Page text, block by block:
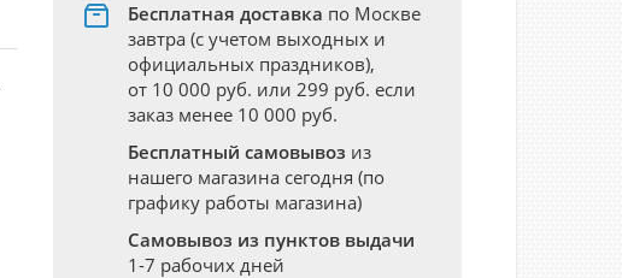
Бесплатная доставка по Москве
завтра (с учетом выходных и
официальных праздников),
от 10 000 руб. или 299 руб. если
заказ менее 10 000 руб.
Бесплатный самовывоз из
нашего магазина сегодня (по
графику работы магазина)
Самовывоз из пунктов выдачи
1-7 рабочих дней